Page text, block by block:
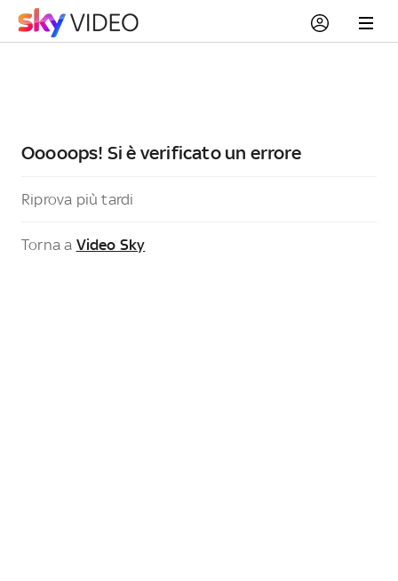
Ooooops! Si è verificato un errore
Riprova più tardi
Torna a Video Sky